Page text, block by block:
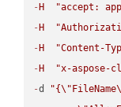
- H
"accept:
- H
- H
"Content-
- H
"x-aspose-
-d "{\" FileName